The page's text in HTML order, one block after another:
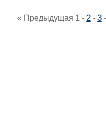
« Предыдущая 1 - 2 - 3